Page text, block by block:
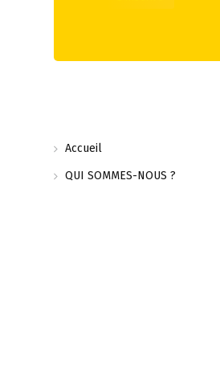
Accueil
QUI SOMMES-NOUS ?